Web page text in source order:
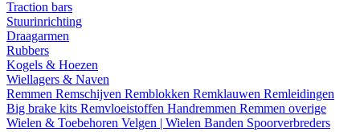
Traction bars
Stuurinrichting
Draagarmen
Rubbers
Kogels & Hoezen
Wiellagers & Naven
Remmen Remschijven Remblokken Remklauwen Remleidingen
Big brake kits Remvloeistoffen Handremmen Remmen overige
Wielen & Toebehoren Velgen | Wielen Banden Spoorverbreders